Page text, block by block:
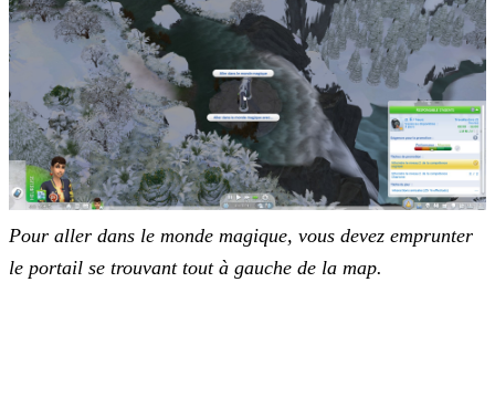
Pour aller dans le monde magique, vous devez emprunter
le portail se trouvant tout à gauche de la map.